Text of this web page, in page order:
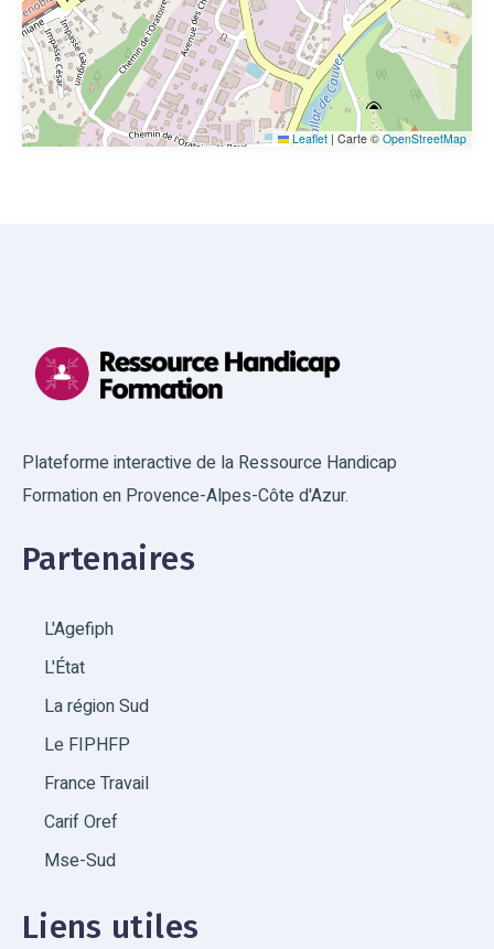
Leaflet | Carte © OpenStreetMap
Plateforme interactive de la Ressource Handicap
Formation en Provence-Alpes-Côte d'Azur.
Partenaires
L'Agefiph
L'État
La région Sud
Le FIPHFP
France Travail
Carif Oref
Mse-Sud
Liens utiles